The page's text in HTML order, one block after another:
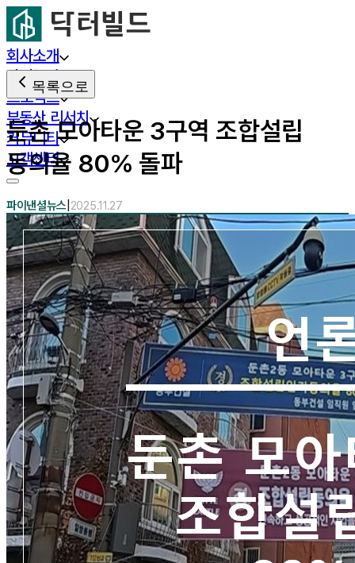
회사소개
사업분야
프로젝트
부동산 리서치
커뮤니티
고객센터
목록으로
둔촌 모아타운 3구역 조합설립
동의율 80% 돌파
파이낸셜뉴스 2025.11.27